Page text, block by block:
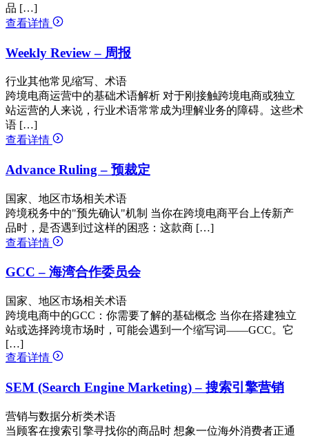
品 […]
查看详情
Weekly Review – 周报
行业其他常见缩写、术语
跨境电商运营中的基础术语解析 对于刚接触跨境电商或独立
站运营的人来说，行业术语常常成为理解业务的障碍。这些术
语 […]
查看详情
Advance Ruling – 预裁定
国家、地区市场相关术语
跨境税务中的"预先确认"机制 当你在跨境电商平台上传新产
品时，是否遇到过这样的困惑：这款商 […]
查看详情
GCC – 海湾合作委员会
国家、地区市场相关术语
跨境电商中的GCC：你需要了解的基础概念 当你在搭建独立
站或选择跨境市场时，可能会遇到一个缩写词——GCC。它
[…]
查看详情
SEM (Search Engine Marketing) – 搜索引擎营销
营销与数据分析类术语
当顾客在搜索引擎寻找你的商品时 想象一位海外消费者正通